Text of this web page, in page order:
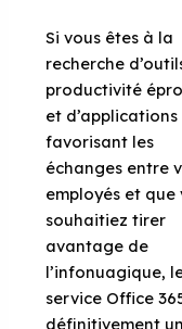
Si vous êtes à la
recherche
productivité
et d’applications
favorisant les
échanges entre
employés et que
souhaitiez tirer
avantage de
l’infonuagique,
service Office
définitivement